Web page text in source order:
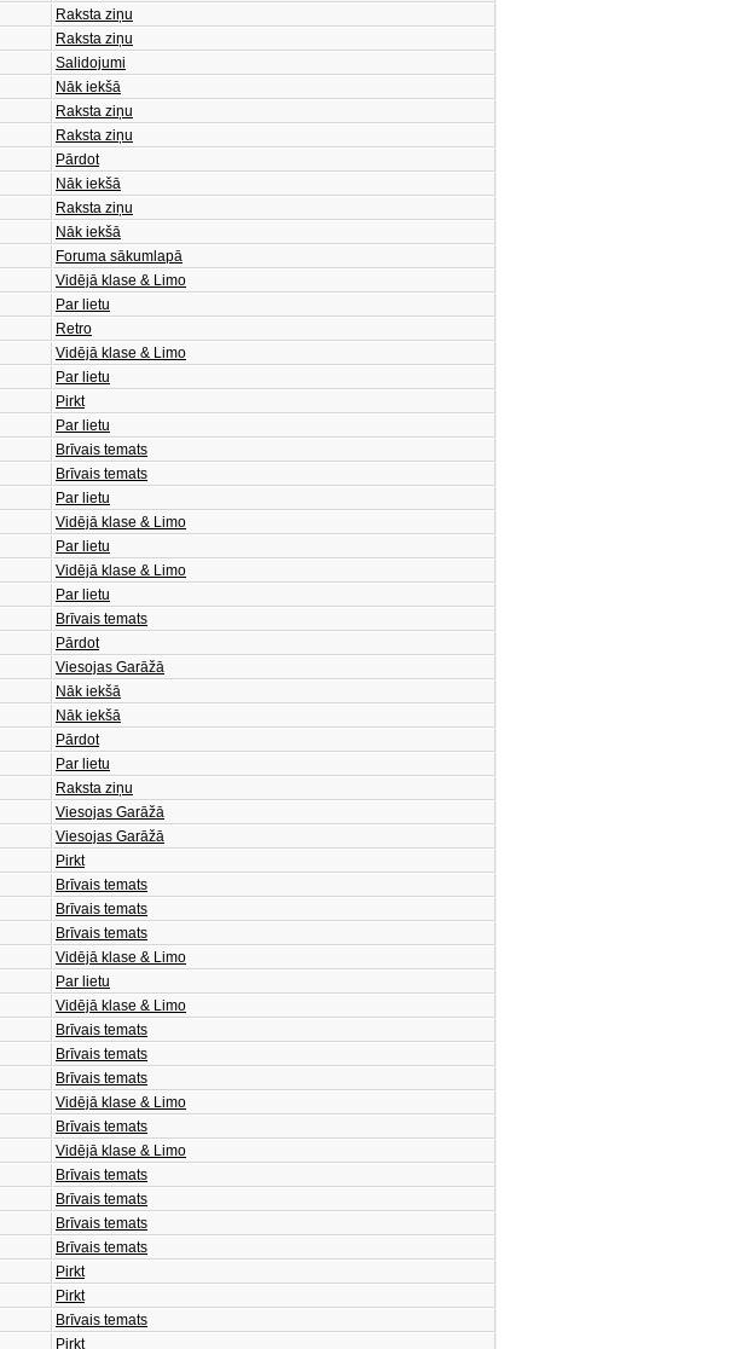
Raksta ziņu
Raksta ziņu
Salidojumi
Nāk iekšā
Raksta ziņu
Raksta ziņu
Pārdot
Nāk iekšā
Raksta ziņu
Nāk iekšā
Foruma sākumlapā
Vidējā klase & Limo
Par lietu
Retro
Vidējā klase & Limo
Par lietu
Pirkt
Par lietu
Brīvais temats
Brīvais temats
Par lietu
Vidējā klase & Limo
Par lietu
Vidējā klase & Limo
Par lietu
Brīvais temats
Pārdot
Viesojas Garāžā
Nāk iekšā
Nāk iekšā
Pārdot
Par lietu
Raksta ziņu
Viesojas Garāžā
Viesojas Garāžā
Pirkt
Brīvais temats
Brīvais temats
Brīvais temats
Vidējā klase & Limo
Par lietu
Vidējā klase & Limo
Brīvais temats
Brīvais temats
Brīvais temats
Vidējā klase & Limo
Brīvais temats
Vidējā klase & Limo
Brīvais temats
Brīvais temats
Brīvais temats
Brīvais temats
Pirkt
Pirkt
Brīvais temats
Pirkt